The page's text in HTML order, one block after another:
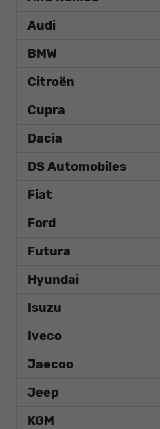
Audi
BMW
Citroën
Cupra
Dacia
DS Automobiles
Fiat
Ford
Futura
Hyundai
Isuzu
Iveco
Jaecoo
Jeep
KGM